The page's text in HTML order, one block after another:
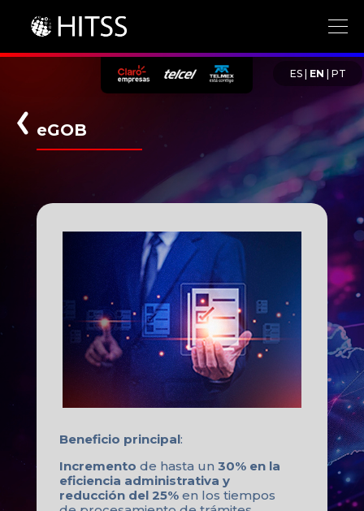
ES| EN PT
eGOB
Beneficio principal:
Incremento de hasta un 30% en la
eficiencia administrativa y
reducción del 25%en los tiempos